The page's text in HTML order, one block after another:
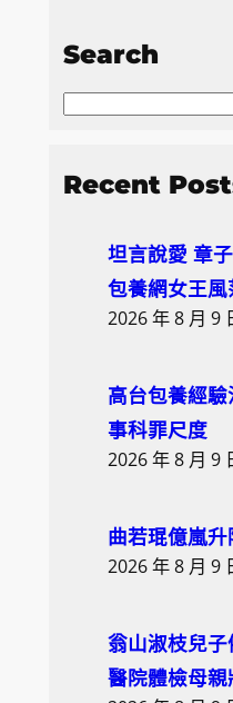
Search
S
a
Recent
坦言說愛 章
包養網女王風
2026 年 8 月 9
高台包養經驗
事科罪尺度
2026 年 8 月 9
曲若琨億嵐
2026 年 8 月 9
翁山淑枝兒
醫院體檢母親